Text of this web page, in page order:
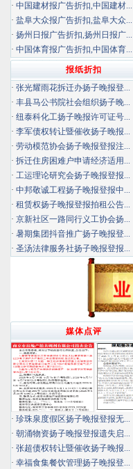
· 中国建材报广告折扣,中国建材...
· 盐阜大众报广告折扣,盐阜大众...
· 扬州日报广告折扣,扬州日报广...
· 中国体育报广告折扣,中国体育...
报纸折扣
· 张光耀雨花拆迁办扬子晚报登...
· 丰县马公书院社会组织扬子晚...
· 纽泰科化工扬子晚报许可证号...
· 李军债权转让暨催收扬子晚报...
· 劳动模范协会扬子晚报登报注...
· 拆迁住房困难户申请经济适用...
· 工运理论研究会扬子晚报登报...
· 中邦敬诚工程扬子晚报登报中...
· 租赁权扬子晚报登报拍租公告...
· 京新社区一路同行义工协会扬...
· 暑期集团抖音推广扬子晚报登...
· 圣汤法律服务社扬子晚报登报...
媒体点评
· 珍珠泉度假区扬子晚报登报无...
· 朝涌物资扬子晚报登报遗失启...
· 张超债权转让暨催收扬子晚报...
· 幸福食集餐饮管理扬子晚报登...